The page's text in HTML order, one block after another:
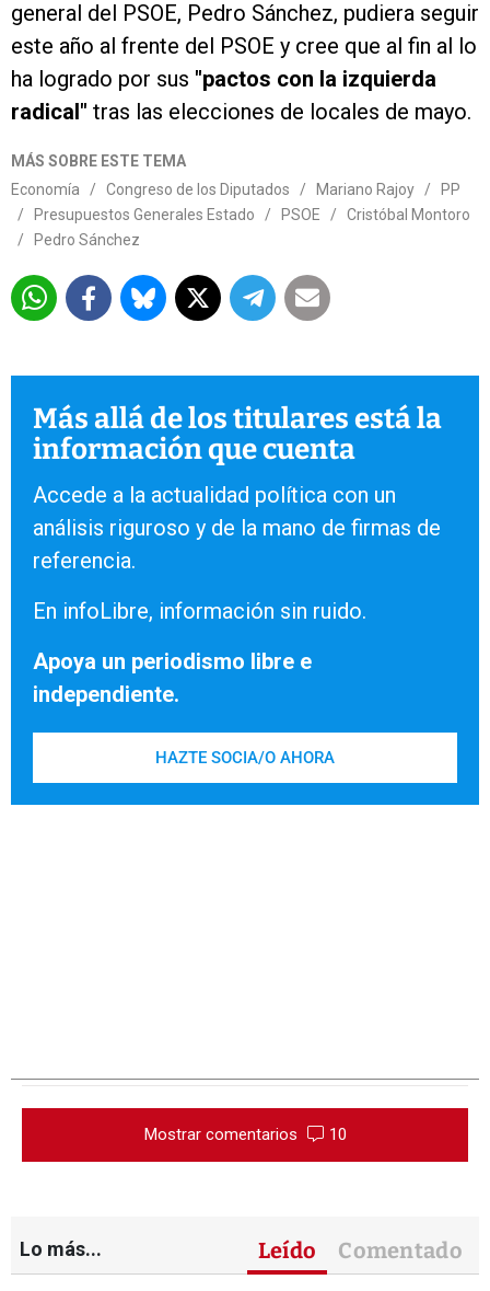
general del PSOE, Pedro Sánchez, pudiera seguir
este año al frente del PSOE y cree que al fin al lo
ha logrado por sus "pactos con la izquierda
radical" tras las elecciones de locales de mayo.
MÁS SOBRE ESTE TEMA
Economía
/ Congreso de los Diputados / Mariano Rajoy /
PP
/
Presupuestos Generales Estado / PSOE /
Cristóbal Montoro
/
Pedro Sánchez
Más allá de los titulares está la
información que cuenta
Accede a la actualidad política con un
análisis riguroso y de la mano de firmas de
referencia.
En infoLibre, información sin ruido.
Apoya un periodismo libre e
independiente.
HAZTE SOCIA/O AHORA
Mostrar comentarios 10
Lo más... Leído Comentado